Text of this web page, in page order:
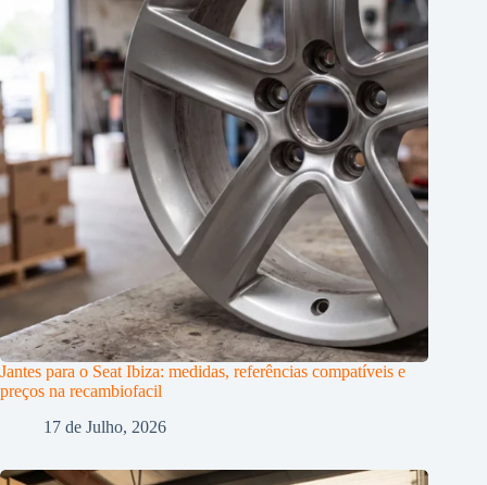
Jantes para o Seat Ibiza: medidas, referências compatíveis e
preços na recambiofacil
17 de Julho, 2026